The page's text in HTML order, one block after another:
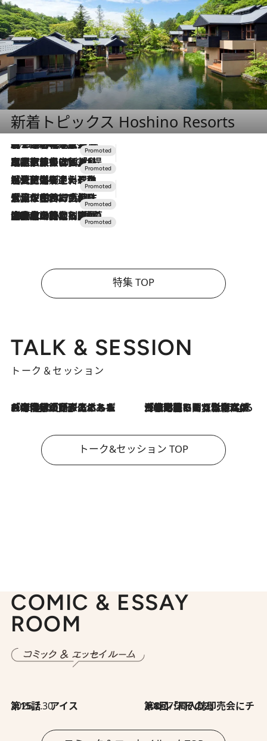
新着トピックス Hoshino Resorts
2026.8.7
【トンボの足水浴】ヒノキの香りに包まれて涼感マックス！約13℃の湧水かけ流しを避暑地「星野温泉 トンボの湯」で体験
2026.7.31
【ホテル帰省】という選択肢をOMOが提案。家族とほどよい距離を保つには「昼は実家、夜は気兼ねなくホテルで！」
2026.7.24
【夏限定ディナーコース】旬を迎える稚鮎や花ズッキーニなどをイタリア・トスカーナの郷土料理の手法で満喫！
2026.7.17
「土佐和ハーブかき氷」がOMO7高知に登場！生姜、山椒、大葉など目にも舌にも涼を呼ぶ郷土の味
2026.7.10
NEW OPEN！【界 草津】名湯の地に誕生。趣の異なる2種の温泉と上州ならではの会席・蕎麦割烹など美食を味わう究極の癒やし旅
特集 TOP
TALK & SESSION
トーク＆セッション
2026.8.3
「今後値上げがあるとすれば…」「リスクがあるのは今年の冬」エネルギー専門家が語る、ホルムズ海峡封鎖が家庭にもたらす“ある心配” 2026.8.3
「住宅建てられない…」「サーチャージ料の高値が続いている」ホルムズ海峡封鎖による影響はいつまで続く？《エネルギー専門家に聞く“どうなる日本の暮らし”》
トーク&セッション TOP
COMIC & ESSAY
ROOM
2026.7.30
第15話 アイス 2026.7.30
第8回「同人誌即売会にチャレンジ その2」